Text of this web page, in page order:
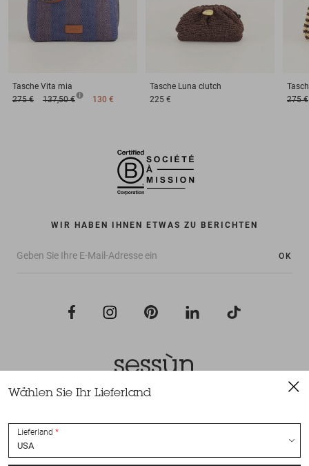
Tasche Vita mia
275 €
137,50 € 130 €
Tasche Luna clutch
225 €
275 €
WIR HABEN IHNEN ETWAS ZU BERICHTEN
OK
Wählen Sie Ihr Lieferland
Lieferland